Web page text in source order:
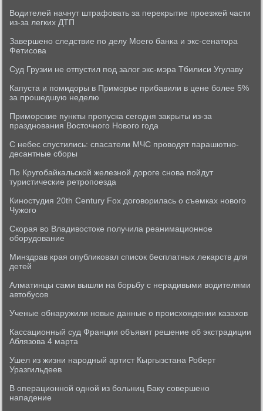
Водителей начнут штрафовать за перекрытие проезжей части
из-за легких ДТП
Завершено следствие по делу Моего банка и экс-сенатора
Фетисова
Суд Грузии не отпустил под залог экс-мэра Тбилиси Угулаву
Капуста и помидоры в Приморье прибавили в цене более 5%
за прошедшую неделю
Приморские пункты пропуска сегодня закрыты из-за
празднования Восточного Нового года
С небес спустились: спасатели МЧС проводят парашютно-
десантные сборы
По Кругобайкальской железной дороге снова пойдут
туристические ретропоезда
Киностудия 20th Century Fox договорилась о съемках нового
Чужого
Скорая во Владивостоке получила реанимационное
оборудование
Минздрав края опубликовал список бесплатных лекарств для
детей
Алматинцы сами вышли на борьбу с нерадивыми водителями
автобусов
Ученые обнаружили новые данные о происхождении казахов
Кассационный суд Франции объявит решение об экстрадиции
Аблязова 4 марта
Ушел из жизни народный артист Кыргызстана Роберт
Уразгильдеев
В операционной одной из больниц Баку совершено
нападение